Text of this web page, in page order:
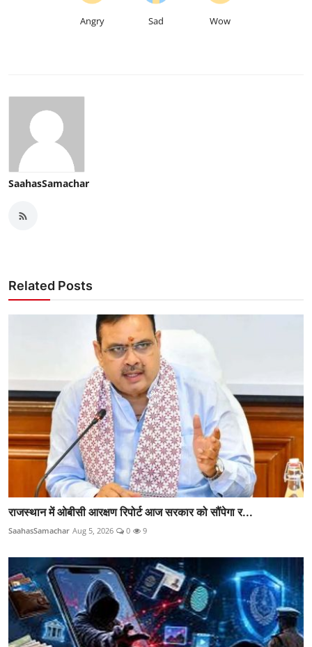
Angry Sad Wow
SaahasSamachar
Related Posts
राजस्थान में ओबीसी आरक्षण रिपोर्ट आज सरकार को सौंपेगा र...
SaahasSamachar Aug 5, 2026 0 9